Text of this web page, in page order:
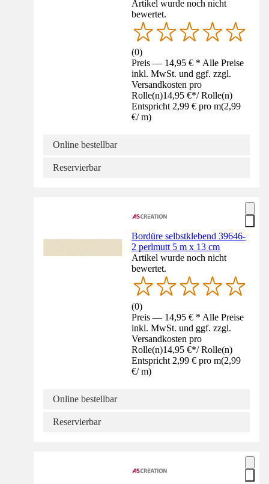
Artikel wurde noch nicht
bewertet.
(0)
Preis — 14,95 € * Alle Preise
inkl. MwSt. und ggf. zzgl.
Versandkosten pro
Rolle(n)14,95 €*/ Rolle(n)
Entspricht 2,99 € pro m(2,99
€/ m)
Online bestellbar
Reservierbar
Bordüre selbstklebend 39646-
2 perlmutt 5 m x 13 cm
Artikel wurde noch nicht
bewertet.
(0)
Preis — 14,95 € * Alle Preise
inkl. MwSt. und ggf. zzgl.
Versandkosten pro
Rolle(n)14,95 €*/ Rolle(n)
Entspricht 2,99 € pro m(2,99
€/ m)
Online bestellbar
Reservierbar